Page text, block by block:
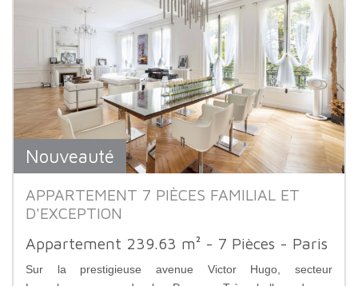
Nouveauté
APPARTEMENT 7 PIÈCES FAMILIAL ET
D'EXCEPTION
Appartement 239.63 m² - 7 Pièces - Paris
Sur la prestigieuse avenue Victor Hugo, secteur